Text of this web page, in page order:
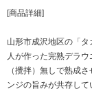
[商品詳細]
山形市成沢地区の「
人が作った完熟デラ
（攪拌）無しで熟成
ンジの旨みが共存して